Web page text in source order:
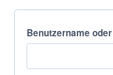
Benutzername